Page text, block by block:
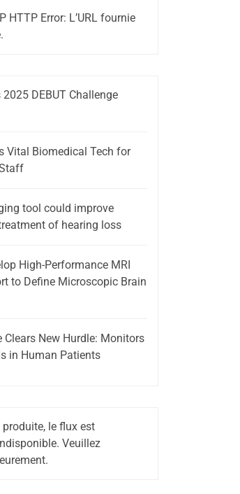
HTTP Error: L’URL fournie
DEBUT Challenge
Vital Biomedical Tech for
tool could improve
of hearing loss
High-Performance MRI
to Define Microscopic Brain
Clears New Hurdle: Monitors
in Human Patients
produite, le flux est
Veuillez